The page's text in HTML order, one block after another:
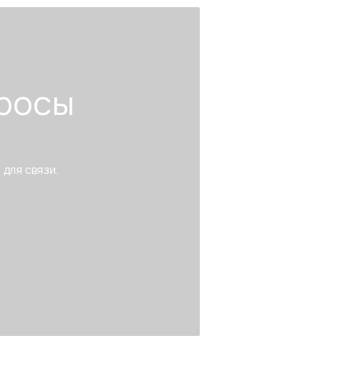
связи.